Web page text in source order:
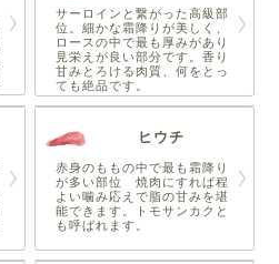
サーロインと繋がった高級部
位。細かな霜降りが美しく、
ロースの中で最も厚みがあり
見栄えが良い部分です。香り
甘みとろける肉質、何をとっ
ても絶品です。
ヒウチ
赤身のももの中で最も霜降り
が多い部位 焼肉にすれば程
よい噛み応えで脂の甘みを堪
能できます。トモサンカクと
も呼ばれます。